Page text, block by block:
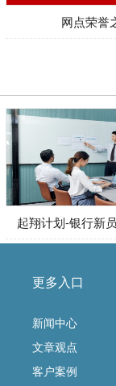
网点荣誉
起翔计划-银行新
更多入口
新闻中心
文章观点
客户案例